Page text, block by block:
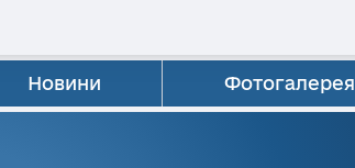
Новини Фотогалерея